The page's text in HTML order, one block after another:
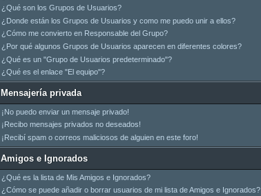
¿Qué son los Grupos de Usuarios?
¿Donde están los Grupos de Usuarios y como me puedo unir a ellos?
¿Cómo me convierto en Responsable del Grupo?
¿Por qué algunos Grupos de Usuarios aparecen en diferentes colores?
¿Qué es un "Grupo de Usuarios predeterminado"?
¿Qué es el enlace "El equipo"?
Mensajería privada
¡No puedo enviar un mensaje privado!
¡Recibo mensajes privados no deseados!
¡Recibí spam o correos maliciosos de alguien en este foro!
Amigos e Ignorados
¿Qué es la lista de Mis Amigos e Ignorados?
¿Cómo se puede añadir o borrar usuarios de mi lista de Amigos e Ignorados?